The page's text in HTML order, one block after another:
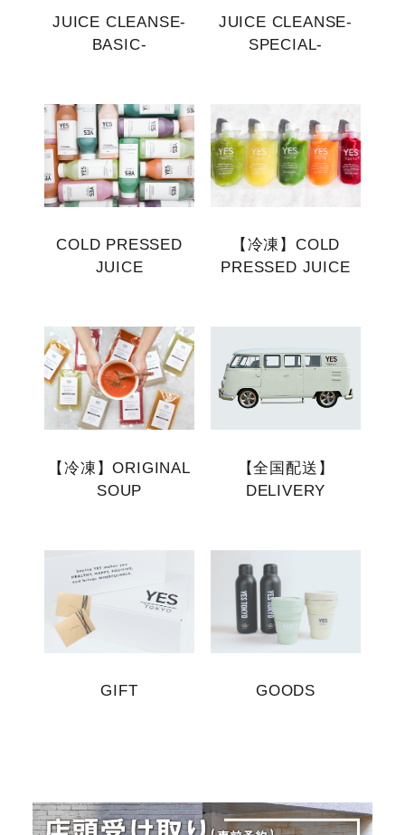
JUICE CLEANSE-
BASIC-
JUICE CLEANSE-
SPECIAL-
COLD PRESSED
JUICE
【冷凍】COLD
PRESSED JUICE
【冷凍】ORIGINAL
SOUP
【全国配送】
DELIVERY
GIFT GOODS